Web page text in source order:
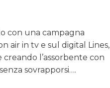
con una campagna
air in tv e sul digital Lines,
creando l’assorbente con
sovrapporsi….